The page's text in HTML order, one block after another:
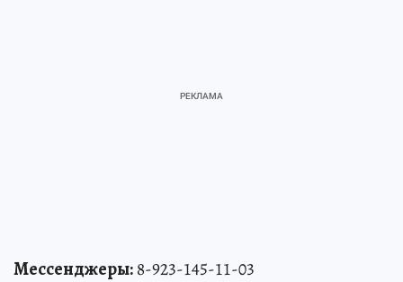
Мессенджеры:8-923-145-11-03